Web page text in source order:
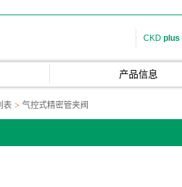
CKD plus
产品信息
表 气控式精密管夹阀